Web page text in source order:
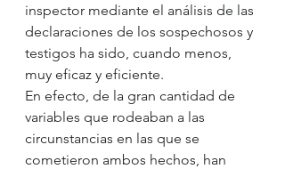
inspector mediante el análisis de las
declaraciones de los sospechosos y
testigos ha sido, cuando menos,
muy eficaz y eficiente.
En efecto, de la gran cantidad de
variables que rodeaban a las
circunstancias en las que se
cometieron ambos hechos, han